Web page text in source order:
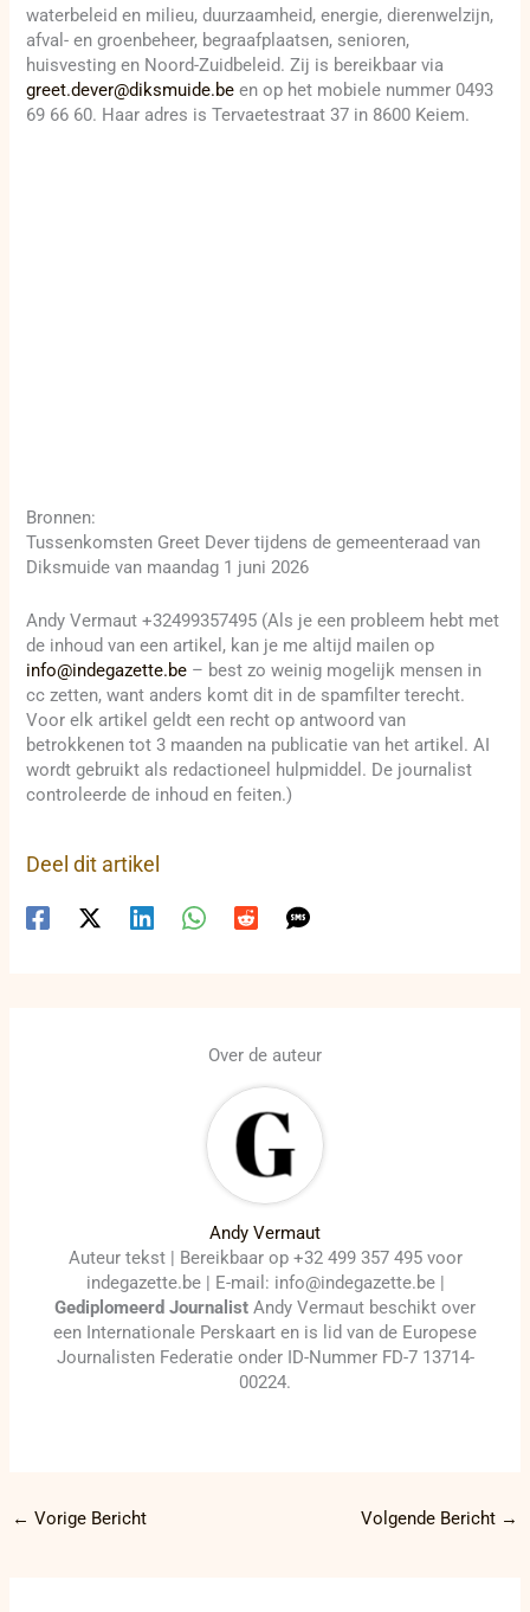
waterbeleid en milieu, duurzaamheid, energie, dierenwelzijn,
afval- en groenbeheer, begraafplaatsen, senioren,
huisvesting en Noord-Zuidbeleid. Zij is bereikbaar via
greet.dever@diksmuide.be en op het mobiele nummer 0493
69 66 60. Haar adres is Tervaetestraat 37 in 8600 Keiem.
Bronnen:
Tussenkomsten Greet Dever tijdens de gemeenteraad van
Diksmuide van maandag 1 juni 2026
Andy Vermaut +32499357495 (Als je een probleem hebt met
de inhoud van een artikel, kan je me altijd mailen op
info@indegazette.be – best zo weinig mogelijk mensen in
cc zetten, want anders komt dit in de spamfilter terecht.
Voor elk artikel geldt een recht op antwoord van
betrokkenen tot 3 maanden na publicatie van het artikel. AI
wordt gebruikt als redactioneel hulpmiddel. De journalist
controleerde de inhoud en feiten.)
Deel dit artikel
Over de auteur
Andy Vermaut
Auteur tekst | Bereikbaar op +32 499 357 495 voor
indegazette.be | E-mail: info@indegazette.be |
Gediplomeerd Journalist Andy Vermaut beschikt over
een Internationale Perskaart en is lid van de Europese
Journalisten Federatie onder ID-Nummer FD-7 13714-
00224.
← Vorige Bericht Volgende Bericht →